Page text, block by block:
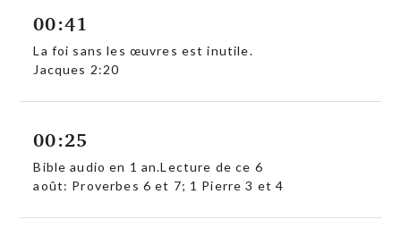
00:41
La foi sans les œuvres est inutile.
Jacques 2:20
00:25
Bible audio en 1 an.Lecture de ce 6
août: Proverbes 6 et 7; 1 Pierre 3 et 4